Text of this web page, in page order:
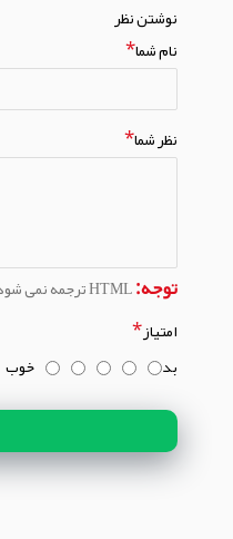
نوشتن نظر
نام شما
نظر شما
توجه:
امتیاز
بد
خوب